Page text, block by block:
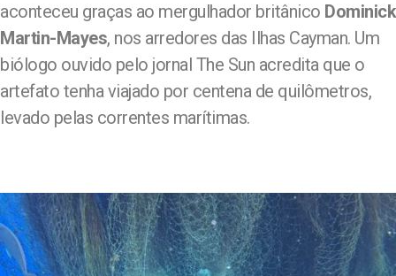
aconteceu graças ao mergulhador britânico Dominick
Martin-Mayes, nos arredores das Ilhas Cayman. Um
biólogo ouvido pelo jornal The Sun acredita que o
artefato tenha viajado por centena de quilômetros,
levado pelas correntes marítimas.